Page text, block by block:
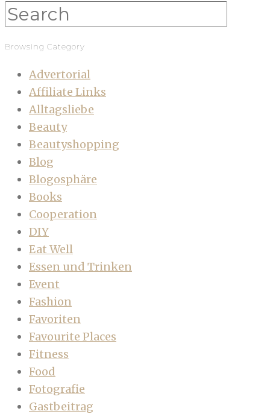
Browsing Category
Advertorial
Affiliate Links
Alltagsliebe
Beauty
Beautyshopping
Blog
Blogosphäre
Books
Cooperation
DIY
Eat Well
Essen und Trinken
Event
Fashion
Favoriten
Favourite Places
Fitness
Food
Fotografie
Gastbeitrag